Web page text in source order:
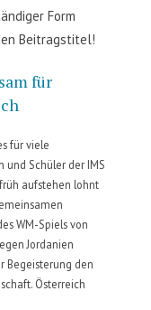
Form
Beitragstitel!
für
für viele
und Schüler der IMS
aufstehen lohnt
WM-Spiels von
Jordanien
Begeisterung den
Österreich